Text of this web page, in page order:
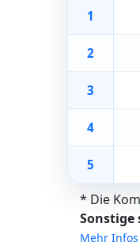
1
2
3
4
5
* Die
Sonstige
Mehr